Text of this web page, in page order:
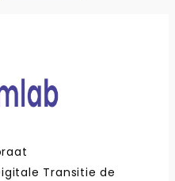
Transitie de